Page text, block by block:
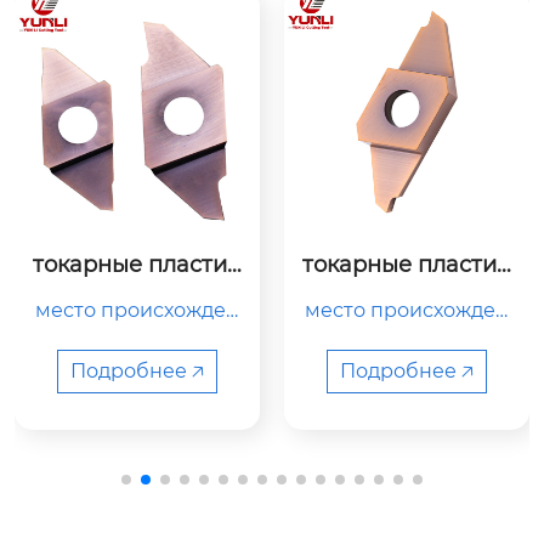
токарные пластин
место происхожден
китай
твердосплавная фр
Подробнее 🡥
токарные пластин
место происхожден
китай
твердосплавная фр
Подробнее 🡥